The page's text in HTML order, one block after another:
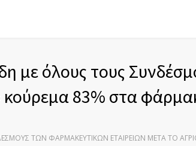
με όλους τους
κούρεμα 83% στα
ΤΩΝ ΦΑΡΜΑΚΕΥΤΙΚΏΝ ΕΤΑΙΡΕΙΏΝ ΜΕΤΆ ΤΟ